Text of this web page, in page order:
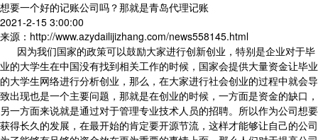
想要一个好的记账公司吗？那就是青岛代理记账
2021-2-15 3:00:00
来源：http://www.azydailijizhang.com/news558145.html
因为我们国家的政策可以鼓励大家进行创新创业，特别是企业对于毕
业的大学生在中国没有找到相关工作的时候，国家会提供大量资金让毕业
的大学生网络进行分析创业，那么，在大家进行社会创业的过程中就会导
致出现也是一个主要问题，那就是在创业的时候，一方面是资金的缺口，
另一方面来说就是通过对于管理专业技术人员的招聘。所以作为公司想要
获得长久的发展，在最开始的肯定要开源节流，这样才能够让自己的公司